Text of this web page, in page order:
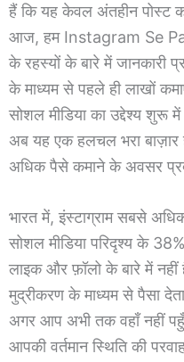
हैं कि यह केवल अंतहीन पोस्ट
आज, हम Instagram Se
के रहस्यों के बारे में जानकारी
के माध्यम से पहले ही लाखों
सोशल मीडिया का उद्देश्य शुरू
अब यह एक हलचल भरा
अधिक पैसे कमाने के अवसर
भारत में, इंस्टाग्राम सबसे
सोशल मीडिया परिदृश्य के
लाइक और फ़ॉलो के बारे में नहीं
मुद्रीकरण के माध्यम से पैसा
अगर आप अभी तक वहाँ नहीं
आपकी वर्तमान स्थिति की